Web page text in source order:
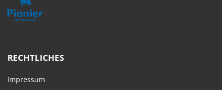
RECHTLICHES
Impressum